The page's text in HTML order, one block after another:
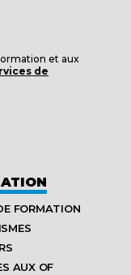
et aux
de
FORMATION
AUX OF